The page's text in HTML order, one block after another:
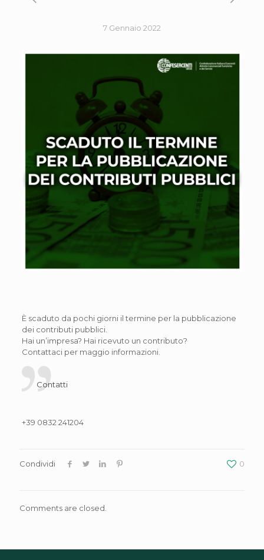
7 Gennaio 2022
È scaduto da pochi giorni il termine per la pubblicazione
dei contributi pubblici.
Hai un’impresa? Hai ricevuto un contributo?
Contattaci per maggio informazioni.
Contatti
+39 0832 241204
Condividi 0
Comments are closed.